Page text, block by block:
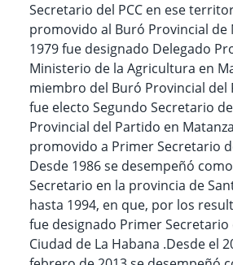
Secretario del PCC en ese
promovido al Buró Provincial de
1979 fue designado Delegado
Ministerio de la Agricultura en
miembro del Buró Provincial del
fue electo Segundo Secretario
Provincial del Partido en
promovido a Primer Secretario
Desde 1986 se desempeñó
Secretario en la provincia de
hasta 1994, en que, por los
fue designado Primer Secretario
Ciudad de La Habana .Desde el